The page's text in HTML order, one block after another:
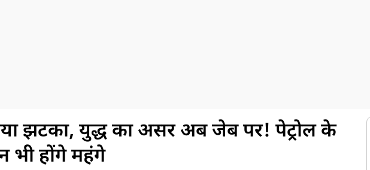
झटका, युद्ध का असर अब जेब पर! पेट्रोल के
भी होंगे महंगे